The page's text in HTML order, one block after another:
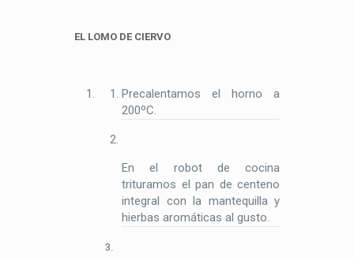
EL LOMO DE CIERVO
Precalentamos el horno a
200ºC.
En el robot de cocina
trituramos el pan de centeno
integral con la mantequilla y
hierbas aromáticas al gusto.
3.